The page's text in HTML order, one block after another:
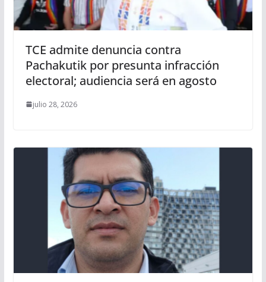
TCE admite denuncia contra
Pachakutik por presunta infracción
electoral; audiencia será en agosto
julio 28, 2026